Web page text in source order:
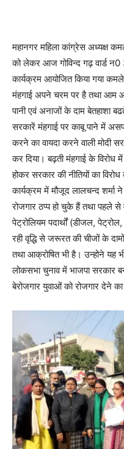
महानगर महिला कांग्रेस अध्यक्ष
को लेकर आज गोविन्द गढ़ वार्ड
कार्यक्रम आयोजित किया गया
मंहगाई अपने चरम पर है तथा आम
पानी एवं अनाजों के दाम बेतहाशा
सरकारें मंहगाई पर काबू पाने में
करने का वायदा करने वाली मोदी
कर दिया। बढ़ती मंहगाई के
होकर सरकार की नीतियों का
कार्यक्रम में मौजूद लालचन्द शर्मा
रोजगार ठप्प हो चुके हैं तथा पहले
पेट्रोलियम पदार्थों (डीजल,
रही वृद्धि से जरूरत की चीजों के
तथा आक्रोषित भी है। उन्होने यह
लोकसभा चुनाव में भाजपा सरकार
बेरोजगार युवाओं को रोजगार देने